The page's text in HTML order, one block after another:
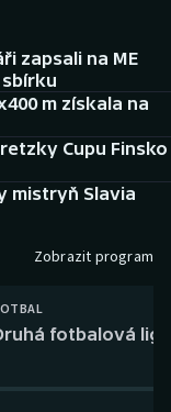
zapsali na ME
m získala na
Cupu Finsko
mistryň Slavia
Zobrazit program
fotbalová